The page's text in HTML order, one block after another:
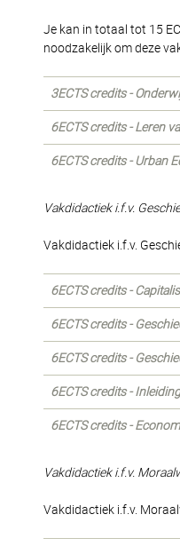
Je kan in totaal tot 15
noodzakelijk om deze
3ECTS credits -
6ECTS credits - Leren
6ECTS credits - Urban
Vakdidactiek i.f.v.
Vakdidactiek i.f.v.
6ECTS credits -
6ECTS credits -
6ECTS credits -
6ECTS credits -
6ECTS credits -
Vakdidactiek i.f.v.
Vakdidactiek i.f.v.